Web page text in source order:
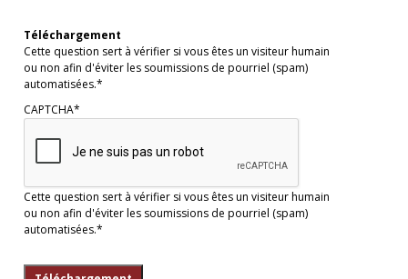
Téléchargement
Cette question sert à vérifier si vous êtes un visiteur humain
ou non afin d'éviter les soumissions de pourriel (spam)
automatisées.*
CAPTCHA*
Cette question sert à vérifier si vous êtes un visiteur humain
ou non afin d'éviter les soumissions de pourriel (spam)
automatisées.*